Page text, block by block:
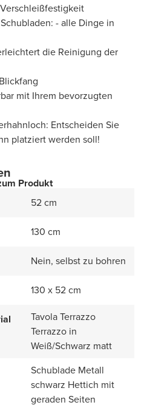
- alle Dinge in
die Reinigung der
mit Ihrem bevorzugten
Entscheiden Sie
platziert werden soll!
Produkt
52 cm
130 cm
Nein, selbst zu bohren
130 x 52 cm
Tavola Terrazzo
Terrazzo in
Weiß/Schwarz matt
Schublade Metall
schwarz Hettich mit
geraden Seiten